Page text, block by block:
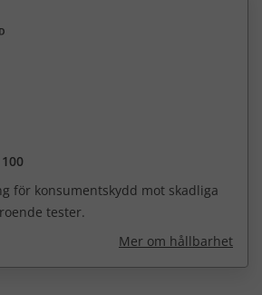
för konsumentskydd mot skadliga
tester.
Mer om hållbarhet